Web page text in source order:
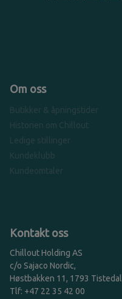
Om oss
Butikker & åpningstider
Historien om Chillout
Ledige stillinger
Kundeklubb
Kundeomtaler
Kontakt oss
Chillout Holding AS
c/o Sajaco Nordic,
Høstbakken 11, 1793 Tistedal
Tlf: +47 22 35 42 00